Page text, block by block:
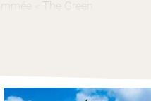
« The Green